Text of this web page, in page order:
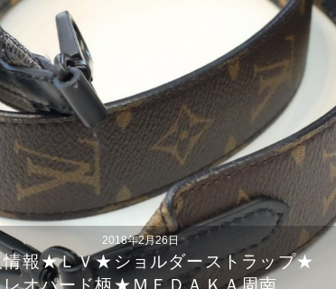
2018年2月26日
情報★ＬＶ★ショルダーストラップ★
レオパード柄★ＭＥＤＡＫＡ周南